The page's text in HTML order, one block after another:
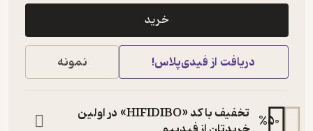
خرید
دریافت از فیدی‌پلاس! نمونه
%50
تخفیف با کد «HIFIDIBO» در اولین